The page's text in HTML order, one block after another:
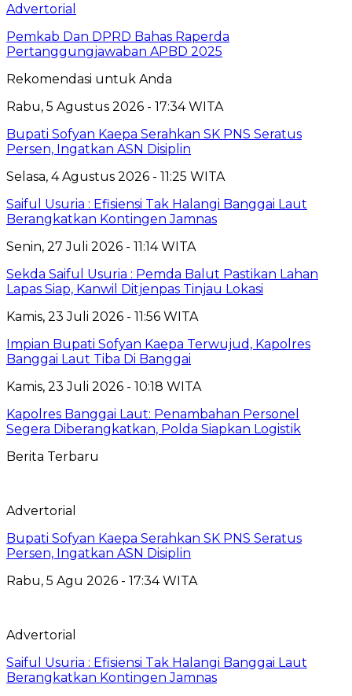
Advertorial
Pemkab Dan DPRD Bahas Raperda
Pertanggungjawaban APBD 2025
Rekomendasi untuk Anda
Rabu, 5 Agustus 2026 - 17:34 WITA
Bupati Sofyan Kaepa Serahkan SK PNS Seratus
Persen, Ingatkan ASN Disiplin
Selasa, 4 Agustus 2026 - 11:25 WITA
Saiful Usuria : Efisiensi Tak Halangi Banggai Laut
Berangkatkan Kontingen Jamnas
Senin, 27 Juli 2026 - 11:14 WITA
Sekda Saiful Usuria : Pemda Balut Pastikan Lahan
Lapas Siap, Kanwil Ditjenpas Tinjau Lokasi
Kamis, 23 Juli 2026 - 11:56 WITA
Impian Bupati Sofyan Kaepa Terwujud, Kapolres
Banggai Laut Tiba Di Banggai
Kamis, 23 Juli 2026 - 10:18 WITA
Kapolres Banggai Laut: Penambahan Personel
Segera Diberangkatkan, Polda Siapkan Logistik
Berita Terbaru
Advertorial
Bupati Sofyan Kaepa Serahkan SK PNS Seratus
Persen, Ingatkan ASN Disiplin
Rabu, 5 Agu 2026 - 17:34 WITA
Advertorial
Saiful Usuria : Efisiensi Tak Halangi Banggai Laut
Berangkatkan Kontingen Jamnas